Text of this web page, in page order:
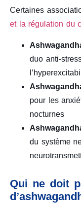
Certaines
et la régulation du
duo anti-
pour les
nocturnes
du système
Qui ne doit